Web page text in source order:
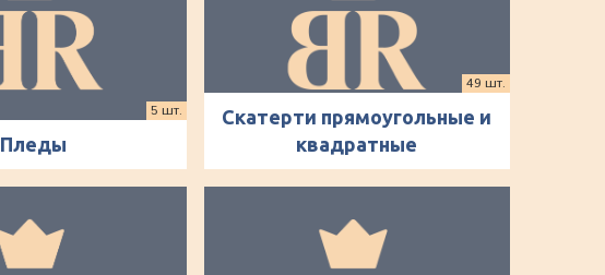
Пледы
5 шт.
Скатерти прямоугольные и
квадратные
49 шт.